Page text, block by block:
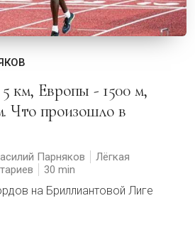
Что произошло в
Парняков
Лёгкая
30
на Бриллиантовой Лиге